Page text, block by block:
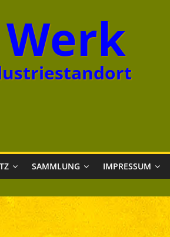
SAMMLUNG IMPRESSUM